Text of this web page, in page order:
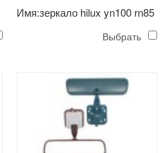
Имя:зеркало hilux yn100 rn85
Выбрать